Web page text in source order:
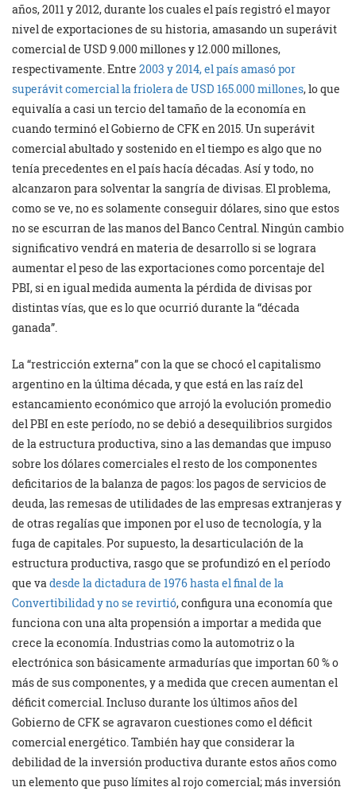
años, 2011 y 2012, durante los cuales el país registró el mayor
nivel de exportaciones de su historia, amasando un superávit
comercial de USD 9.000 millones y 12.000 millones,
respectivamente. Entre 2003 y 2014, el país amasó por
superávit comercial la friolera de USD 165.000 millones, lo que
equivalía a casi un tercio del tamaño de la economía en
cuando terminó el Gobierno de CFK en 2015. Un superávit
comercial abultado y sostenido en el tiempo es algo que no
tenía precedentes en el país hacía décadas. Así y todo, no
alcanzaron para solventar la sangría de divisas. El problema,
como se ve, no es solamente conseguir dólares, sino que estos
no se escurran de las manos del Banco Central. Ningún cambio
significativo vendrá en materia de desarrollo si se lograra
aumentar el peso de las exportaciones como porcentaje del
PBI, si en igual medida aumenta la pérdida de divisas por
distintas vías, que es lo que ocurrió durante la “década
ganada”.
La “restricción externa” con la que se chocó el capitalismo
argentino en la última década, y que está en las raíz del
estancamiento económico que arrojó la evolución promedio
del PBI en este período, no se debió a desequilibrios surgidos
de la estructura productiva, sino a las demandas que impuso
sobre los dólares comerciales el resto de los componentes
deficitarios de la balanza de pagos: los pagos de servicios de
deuda, las remesas de utilidades de las empresas extranjeras y
de otras regalías que imponen por el uso de tecnología, y la
fuga de capitales. Por supuesto, la desarticulación de la
estructura productiva, rasgo que se profundizó en el período
que va desde la dictadura de 1976 hasta el final de la
Convertibilidad y no se revirtió, configura una economía que
funciona con una alta propensión a importar a medida que
crece la economía. Industrias como la automotriz o la
electrónica son básicamente armadurías que importan 60 % o
más de sus componentes, y a medida que crecen aumentan el
déficit comercial. Incluso durante los últimos años del
Gobierno de CFK se agravaron cuestiones como el déficit
comercial energético. También hay que considerar la
debilidad de la inversión productiva durante estos años como
un elemento que puso límites al rojo comercial; más inversión